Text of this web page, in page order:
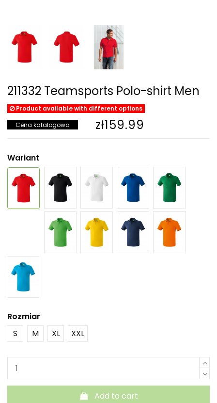
211332 Teamsports Polo-shirt Men
Product available with different options
Cena katalogowa zł159.99
Wariant
Rozmiar
S
M XL XXL
Add to cart